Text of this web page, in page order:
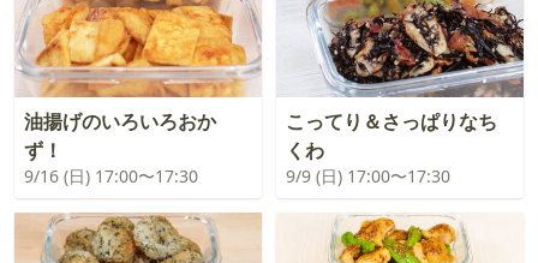
油揚げのいろいろおか
ず！
9/16 (日) 17:00〜17:30
こってり＆さっぱりなち
くわ
9/9 (日) 17:00〜17:30